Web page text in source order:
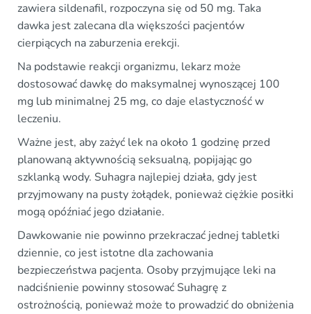
zawiera sildenafil, rozpoczyna się od 50 mg. Taka
dawka jest zalecana dla większości pacjentów
cierpiących na zaburzenia erekcji.
Na podstawie reakcji organizmu, lekarz może
dostosować dawkę do maksymalnej wynoszącej 100
mg lub minimalnej 25 mg, co daje elastyczność w
leczeniu.
Ważne jest, aby zażyć lek na około 1 godzinę przed
planowaną aktywnością seksualną, popijając go
szklanką wody. Suhagra najlepiej działa, gdy jest
przyjmowany na pusty żołądek, ponieważ ciężkie posiłki
mogą opóźniać jego działanie.
Dawkowanie nie powinno przekraczać jednej tabletki
dziennie, co jest istotne dla zachowania
bezpieczeństwa pacjenta. Osoby przyjmujące leki na
nadciśnienie powinny stosować Suhagrę z
ostrożnością, ponieważ może to prowadzić do obniżenia